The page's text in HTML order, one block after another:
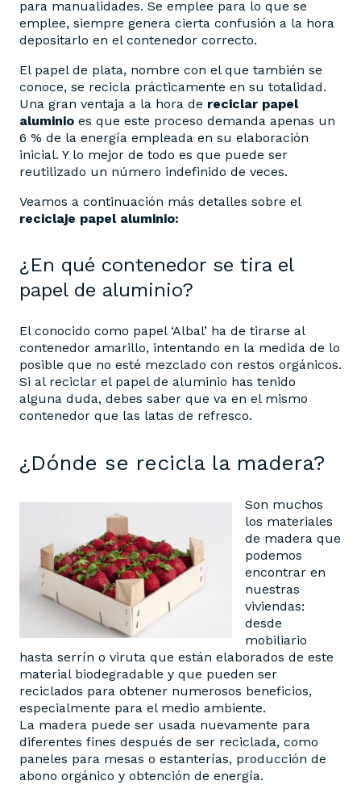
para manualidades. Se emplee para lo que se
emplee, siempre genera cierta confusión a la hora
depositarlo en el contenedor correcto.
El papel de plata, nombre con el que también se
conoce, se recicla prácticamente en su totalidad.
Una gran ventaja a la hora de reciclar papel
aluminio es que este proceso demanda apenas un
6 % de la energía empleada en su elaboración
inicial. Y lo mejor de todo es que puede ser
reutilizado un número indefinido de veces.
Veamos a continuación más detalles sobre el
reciclaje papel aluminio:
¿En qué contenedor se tira el
papel de aluminio?
El conocido como papel ‘Albal’ ha de tirarse al
contenedor amarillo, intentando en la medida de lo
posible que no esté mezclado con restos orgánicos.
Si al reciclar el papel de aluminio has tenido
alguna duda, debes saber que va en el mismo
contenedor que las latas de refresco.
¿Dónde se recicla la madera?
Son muchos
los materiales
de madera que
podemos
encontrar en
nuestras
viviendas:
desde
mobiliario
hasta serrín o viruta que están elaborados de este
material biodegradable y que pueden ser
reciclados para obtener numerosos beneficios,
especialmente para el medio ambiente.
La madera puede ser usada nuevamente para
diferentes fines después de ser reciclada, como
paneles para mesas o estanterías, producción de
abono orgánico y obtención de energía.